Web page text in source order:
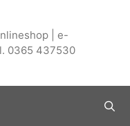
| e-
0365 437530